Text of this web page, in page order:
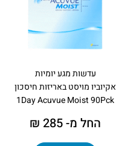
עדשות מגע יומיות
אקיוביו מויסט באריזות חיסכון
1Day Acuvue Moist 90Pck
החל מ- 285 ₪